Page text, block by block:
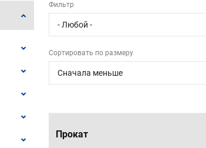
Фильтр
Сортировать по размеру
Прокат